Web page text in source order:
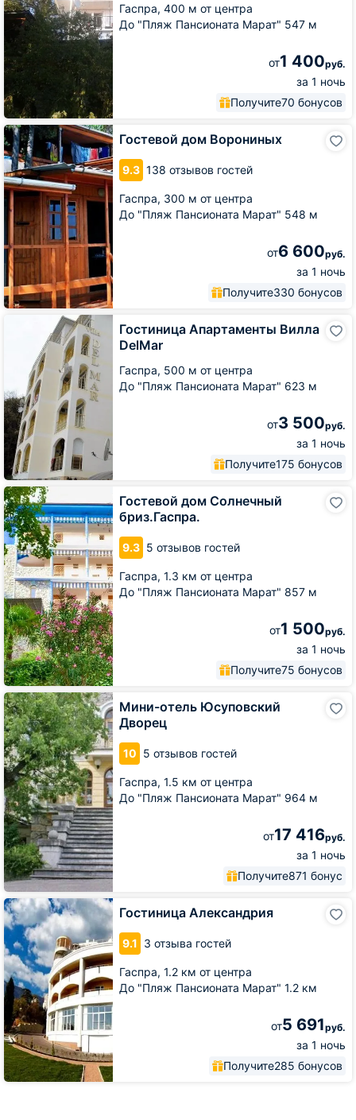
Гаспра, 400 м от центра
До "Пляж Пансионата Марат" 547 м
от1 400руб.
за 1 ночь
Получите70 бонусов
Гостевой дом Ворониных
9.3 138 отзывов гостей
Гаспра, 300 м от центра
До "Пляж Пансионата Марат" 548 м
от6 600руб.
за 1 ночь
Получите330 бонусов
Гостевой
дом
Ворониных
Гостиница Апартаменты Вилла
DelMar
Гаспра, 500 м от центра
До "Пляж Пансионата Марат" 623 м
от3 500руб.
за 1 ночь
Получите175 бонусов
Апартаменты
DelMar
Гостевой дом Солнечный
бриз.Гаспра.
9.3 5 отзывов гостей
Гаспра, 1.3 км от центра
До "Пляж Пансионата Марат" 857 м
от1 500руб.
за 1 ночь
Получите75 бонусов
Гостевой
дом
Солнечный
бриз.Гаспра.
Мини-отель Юсуповский
Дворец
10 5 отзывов гостей
Гаспра, 1.5 км от центра
До "Пляж Пансионата Марат" 964 м
от17 416руб.
за 1 ночь
Получите871 бонус
Мини-
отель
Юсуповский
Дворец
Гостиница Александрия
9.1 3 отзыва гостей
Гаспра, 1.2 км от центра
До "Пляж Пансионата Марат" 1.2 км
от5 691руб.
за 1 ночь
Получите285 бонусов
Гостиница
Александрия